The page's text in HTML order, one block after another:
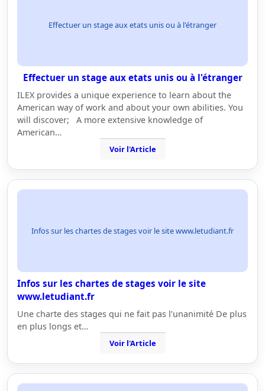
Effectuer un stage aux etats unis ou à l'étranger
Effectuer un stage aux etats unis ou à l'étranger
ILEX provides a unique experience to learn about the
American way of work and about your own abilities. You
will discover; A more extensive knowledge of
American…
Voir l'Article
Infos sur les chartes de stages voir le site www.letudiant.fr
Infos sur les chartes de stages voir le site
www.letudiant.fr
Une charte des stages qui ne fait pas l’unanimité De plus
en plus longs et…
Voir l'Article